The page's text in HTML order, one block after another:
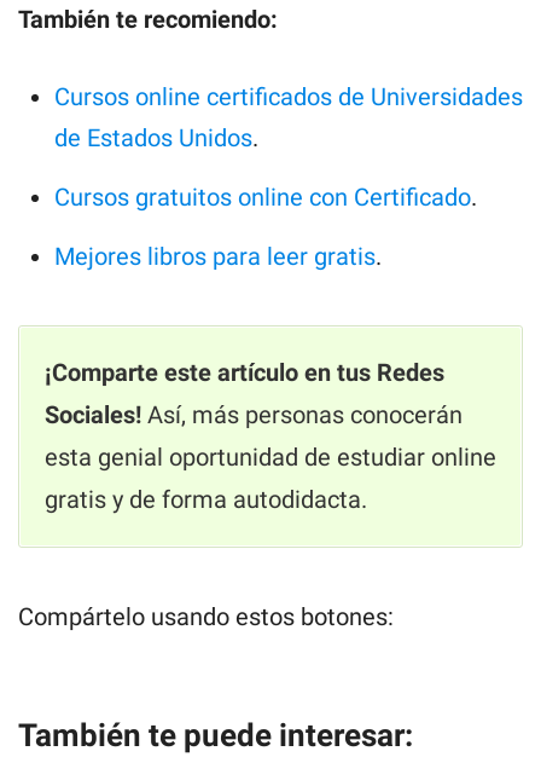
También te recomiendo:
Cursos online certificados de Universidades
de Estados Unidos.
Cursos gratuitos online con Certificado.
Mejores libros para leer gratis.
¡Comparte este artículo en tus Redes
Sociales! Así, más personas conocerán
esta genial oportunidad de estudiar online
gratis y de forma autodidacta.
Compártelo usando estos botones:
a h